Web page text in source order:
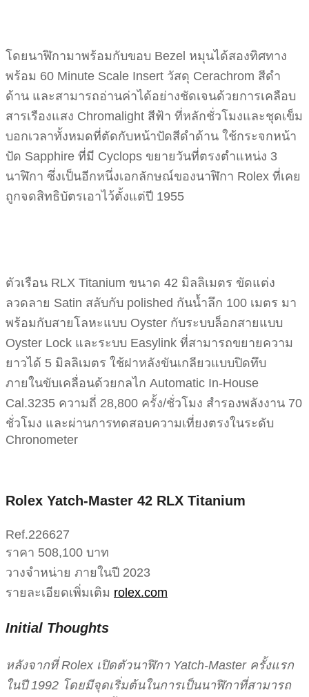
โดยนาฬิกามาพร้อมกับขอบ Bezel หมุนได้สองทิศทาง
พร้อม 60 Minute Scale Insert วัสดุ Cerachrom สีดำ
ด้าน และสามารถอ่านค่าได้อย่างชัดเจนด้วยการเคลือบ
สารเรืองแสง Chromalight สีฟ้า ที่หลักชั่วโมงและชุดเข็ม
บอกเวลาทั้งหมดที่ตัดกับหน้าปัดสีดำด้าน ใช้กระจกหน้า
ปัด Sapphire ที่มี Cyclops ขยายวันที่ตรงตำแหน่ง 3
นาฬิกา ซึ่งเป็นอีกหนึ่งเอกลักษณ์ของนาฬิกา Rolex ที่เคย
ถูกจดสิทธิบัตรเอาไว้ตั้งแต่ปี 1955
ตัวเรือน RLX Titanium ขนาด 42 มิลลิเมตร ขัดแต่ง
ลวดลาย Satin สลับกับ polished กันน้ำลึก 100 เมตร มา
พร้อมกับสายโลหะแบบ Oyster กับระบบล็อกสายแบบ
Oyster Lock และระบบ Easylink ที่สามารถขยายความ
ยาวได้ 5 มิลลิเมตร ใช้ฝาหลังขันเกลียวแบบปิดทึบ
ภายในขับเคลื่อนด้วยกลไก Automatic In-House
Cal.3235 ความถี่ 28,800 ครั้ง/ชั่วโมง สำรองพลังงาน 70
ชั่วโมง และผ่านการทดสอบความเที่ยงตรงในระดับ
Chronometer
Rolex Yatch-Master 42 RLX Titanium
Ref.226627
ราคา 508,100 บาท
วางจำหน่าย ภายในปี 2023
รายละเอียดเพิ่มเติม rolex.com
Initial Thoughts
หลังจากที่ Rolex เปิดตัวนาฬิกา Yatch-Master ครั้งแรก
ในปี 1992 โดยมีจุดเริ่มต้นในการเป็นนาฬิกาที่สามารถ